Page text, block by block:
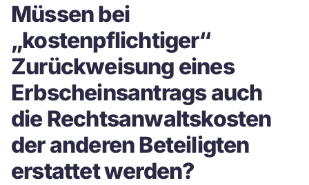
Erbrecht
Müssen bei
„kostenpflichtiger“
Zurückweisung eines
Erbscheinsantrags auch
die Rechtsanwaltskosten
der anderen Beteiligten
erstattet werden?